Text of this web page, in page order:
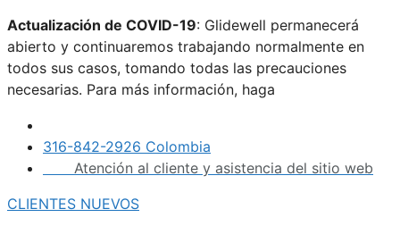
Saltar
al
contenido
Actualización de COVID-19: Glidewell permanecerá
abierto y continuaremos trabajando normalmente en
todos sus casos, tomando todas las precauciones
necesarias. Para más información, haga
316-842-2926 Colombia
Atención al cliente y asistencia del sitio web
CLIENTES NUEVOS